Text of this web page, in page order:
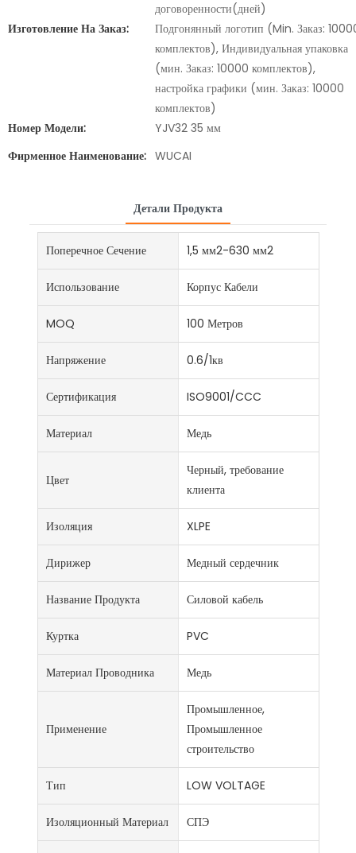
договоренности(дней)
Изготовление На Заказ:
Подгонянный логотип (Min. Заказ:
комплектов), Индивидуальная упаковка
(мин. Заказ: 10000 комплектов),
настройка графики (мин. Заказ: 10000
комплектов)
Номер Модели:
YJV32 35 мм
Фирменное Наименование: WUCAI
Детали Продукта
Поперечное Сечение 1,5 мм2-630 мм2
Использование Корпус Кабели
MOQ 100 Метров
Напряжение 0.6/1кв
Сертификация ISO9001/CCC
Материал Медь
Цвет
Черный, требование
клиента
Изоляция XLPE
Дирижер Медный сердечник
Название Продукта Силовой кабель
Куртка PVC
Материал Проводника Медь
Применение
Промышленное,
Промышленное
строительство
Тип LOW VOLTAGE
Изоляционный Материал СПЭ